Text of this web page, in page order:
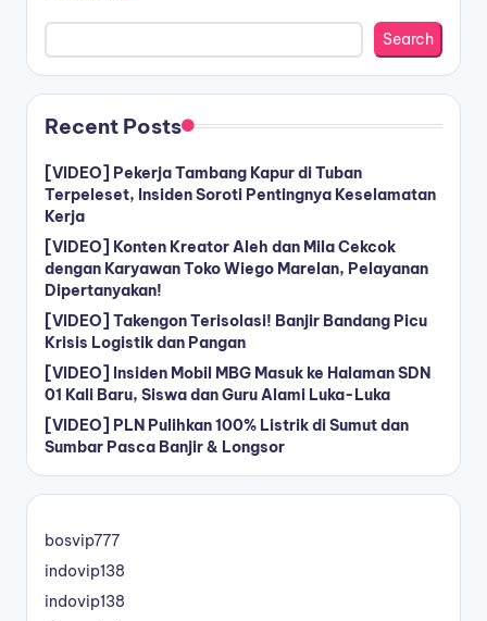
Search
Recent Posts
[VIDEO] Pekerja Tambang Kapur di Tuban
Terpeleset, Insiden Soroti Pentingnya Keselamatan
Kerja
[VIDEO] Konten Kreator Aleh dan Mila Cekcok
dengan Karyawan Toko Wiego Marelan, Pelayanan
Dipertanyakan!
[VIDEO] Takengon Terisolasi! Banjir Bandang Picu
Krisis Logistik dan Pangan
[VIDEO] Insiden Mobil MBG Masuk ke Halaman SDN
01 Kali Baru, Siswa dan Guru Alami Luka-Luka
[VIDEO] PLN Pulihkan 100% Listrik di Sumut dan
Sumbar Pasca Banjir & Longsor
bosvip777
indovip138
indovip138